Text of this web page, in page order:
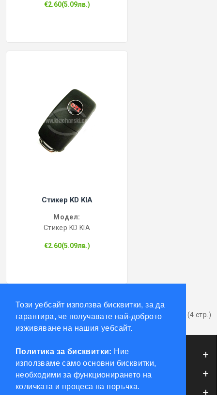
Този уебсайт използва бисквитки, за да
гарантира, че получавате най-доброто
изживяване на нашия уебсайт.
Политика за бисквитки: Ние
използваме само основни бисквитки,
необходими за функционирането на
количката и процеса на поръчка.
€2.60(5.09лв.)
Стикер KD KIA
Модел:
Стикер KD KIA
€2.60(5.09лв.)
1 3 4
Показва от 1 до 12 от 43 (4 стр.)
ИНФОРМАЦИЯ
ОБСЛУЖВАНЕ НА КЛИЕНТИ